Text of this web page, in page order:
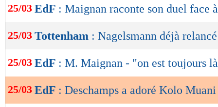
de
OK
25/03 EdF : Maignan raconte son duel face
25/03 Tottenham : Nagelsmann déjà
25/03 EdF : M. Maignan - "on est toujours
25/03 EdF : Deschamps a adoré Kolo Muani